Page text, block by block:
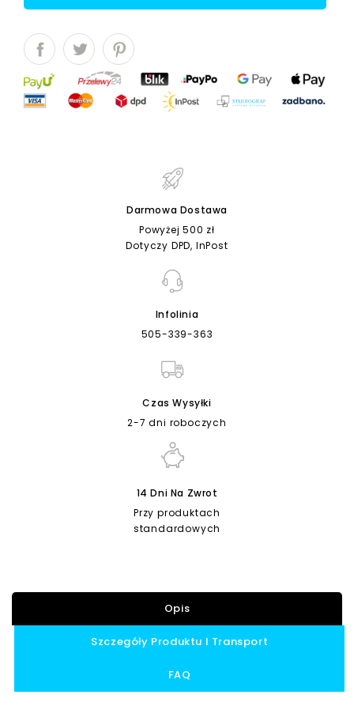
Darmowa Dostawa
Powyżej 500 zł
Dotyczy DPD, InPost
Infolinia
505-339-363
Czas Wysyłki
2-7 dni roboczych
14 Dni Na Zwrot
Przy produktach
standardowych
Opis
Szczegóły Produktu I Transport
FAQ